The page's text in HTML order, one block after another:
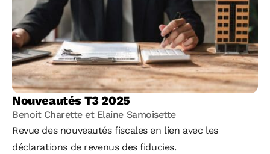
Nouveautés T3 2025
Benoit Charette et Elaine Samoisette
Revue des nouveautés fiscales en lien avec les
déclarations de revenus des fiducies.